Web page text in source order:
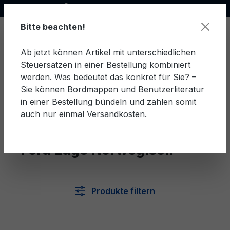
Norwegisch Edge
Ford Edge Norwegisch
Produkte filtern
Bitte beachten!
Ab jetzt können Artikel mit unterschiedlichen
Steuersätzen in einer Bestellung kombiniert
werden. Was bedeutet das konkret für Sie? –
Sie können Bordmappen und Benutzerliteratur
in einer Bestellung bündeln und zahlen somit
auch nur einmal Versandkosten.